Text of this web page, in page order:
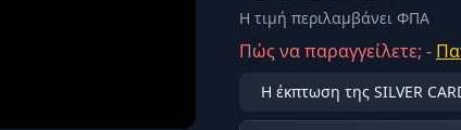
Η τιμή περιλαμβάνει ΦΠΑ
Πώς να παραγγείλετε; -
Η έκπτωση της SILVER